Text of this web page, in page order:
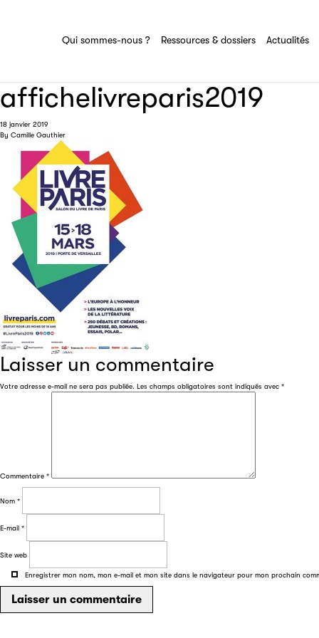
Qui sommes-nous ? Ressources & dossiers Actualités
d'expertise du groupe Sciences pour tous
affichelivreparis2019
18 janvier 2019
By Camille Gauthier
Laisser un commentaire
Votre adresse e-mail ne sera pas publiée. Les champs obligatoires sont indiqués avec *
Commentaire *
Nom *
E-mail *
Site web
Enregistrer mon nom, mon e-mail et mon site dans le navigateur pour mon prochain